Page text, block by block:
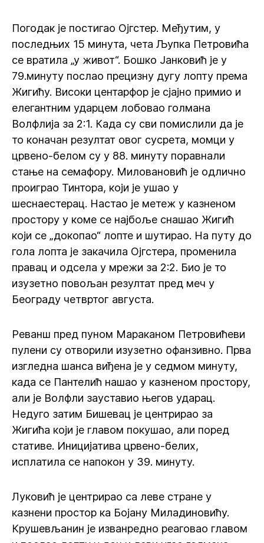
Погодак је постигао Ојгстер. Међутим, у
последњих 15 минута, чета Љупка Петровића
се вратила „у живот“. Бошко Јанковић је у
79.минуту послао прецизну дугу лопту према
Жигићу. Високи центарфор је сјајно примио и
елегантним ударцем лобовао голмана
Волфлија за 2:1. Када су сви помислили да је
то коначан резултат овог сусрета, момци у
црвено-белом су у 88. минуту поравнали
стање на семафору. Миловановић је одлично
проиграо Тинтора, који је ушао у
шеснаестерац. Настао је метеж у казненом
простору у коме се најбоље снашао Жигић
који се „докопао“ лопте и шутирао. На путу до
гола лопта је закачила Ојгстера, променила
правац и одсела у мрежи за 2:2. Био је то
изузетно повољан резултат пред меч у
Београду четвртог августа.
Реванш пред пуном Мараканом Петровићеви
пулени су отворили изузетно офанзивно. Прва
изгледна шанса виђена је у седмом минуту,
када се Пантелић нашао у казненом простору,
али је Волфли зауставио његов ударац.
Недуго затим Бишевац је центрирао за
Жигића који је главом покушао, али поред
стативе. Иницијатива црвено-белих,
исплатила се напокон у 39. минуту.
Луковић је центрирао са леве стране у
казнени простор ка Бојану Миладиновићу.
Крушевљанин је изванредно реаговао главом